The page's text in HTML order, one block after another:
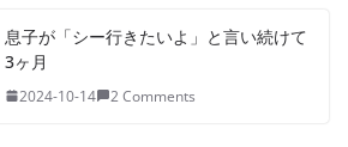
息子が「シー行きたいよ」と言い続けて
3ヶ月
2024-10-14 2 Comments